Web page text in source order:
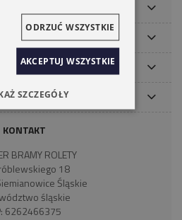
NASZE MARKI
MOJE KONTO
I DOSTAWA
KONTAKT
BRAMY ROLETY
18
Śląskie
śląskie
6262466375
AKCEPTUJ WSZYSTKIE
ODRZUĆ WSZYSTKIE
SZCZEGÓŁY